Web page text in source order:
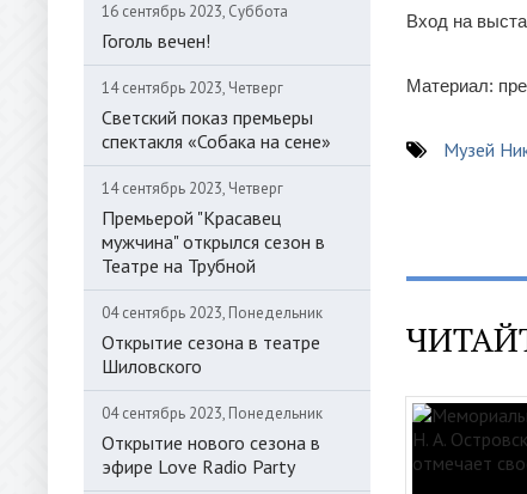
16 сентябрь 2023, Суббота
Гоголь вечен!
14 сентябрь 2023, Четверг
Светский показ премьеры
спектакля «Собака на сене»
14 сентябрь 2023, Четверг
Премьерой "Красавец
мужчина" открылся сезон в
Театре на Трубной
04 сентябрь 2023, Понедельник
Открытие сезона в театре
Шиловского
04 сентябрь 2023, Понедельник
Открытие нового сезона в
эфире Love Radio Party
Вход на
Материал:
Музей